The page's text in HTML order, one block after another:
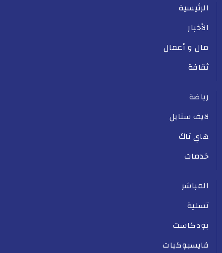
الرئيسية
الأخبار
مال و أعمال
ثقافة
رياضة
لايف ستايل
هاي تاك
خدمات
المباشر
تسلية
بودكاست
فايسبوكيات